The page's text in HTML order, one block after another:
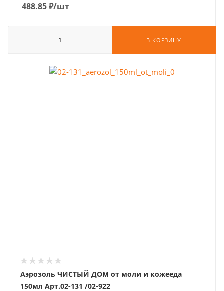
488.85₽/шт
В КОРЗИНУ
Аэрозоль ЧИСТЫЙ ДОМ от моли и кожееда
150мл Арт.02-131 /02-922